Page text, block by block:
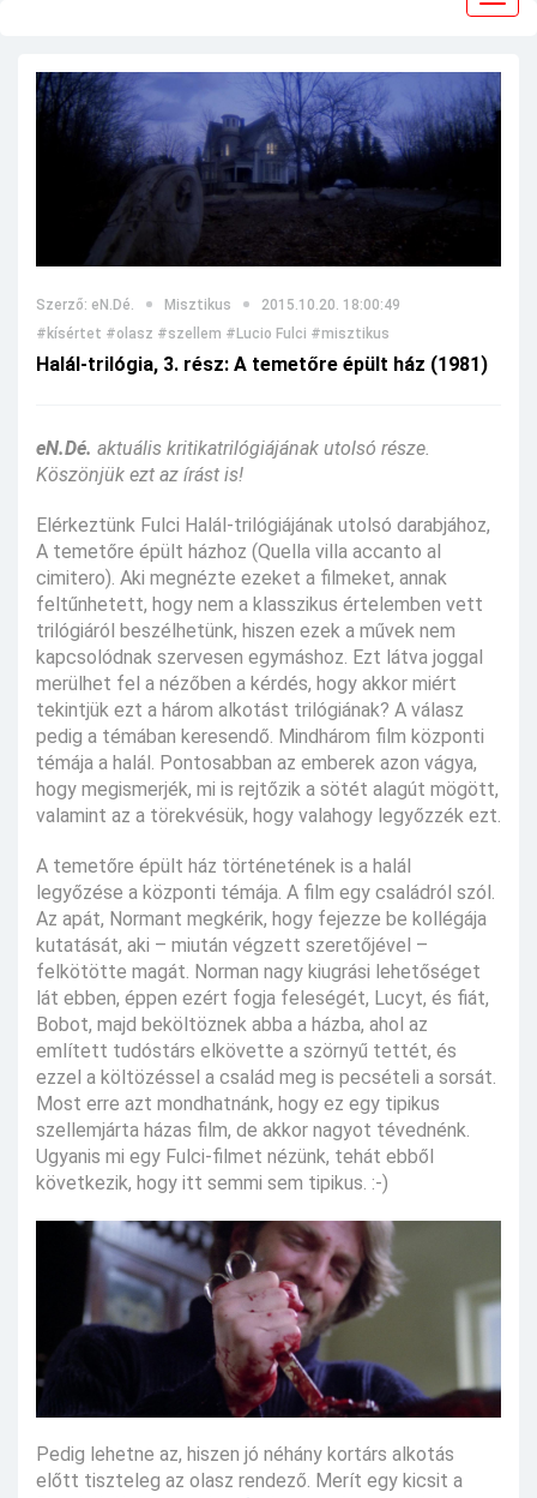
Szerző: eN.Dé. Misztikus
2015.10.20. 18:00:49
#kísértet #olasz #szellem #Lucio Fulci #misztikus
Halál-trilógia, 3. rész: A temetőre épült ház (1981)
eN.Dé. aktuális kritikatrilógiájának utolsó része.
Köszönjük ezt az írást is!
Elérkeztünk Fulci Halál-trilógiájának utolsó darabjához,
A temetőre épült házhoz (Quella villa accanto al
cimitero). Aki megnézte ezeket a filmeket, annak
feltűnhetett, hogy nem a klasszikus értelemben vett
trilógiáról beszélhetünk, hiszen ezek a művek nem
kapcsolódnak szervesen egymáshoz. Ezt látva joggal
merülhet fel a nézőben a kérdés, hogy akkor miért
tekintjük ezt a három alkotást trilógiának? A válasz
pedig a témában keresendő. Mindhárom film központi
témája a halál. Pontosabban az emberek azon vágya,
hogy megismerjék, mi is rejtőzik a sötét alagút mögött,
valamint az a törekvésük, hogy valahogy legyőzzék ezt.
A temetőre épült ház történetének is a halál
legyőzése a központi témája. A film egy családról szól.
Az apát, Normant megkérik, hogy fejezze be kollégája
kutatását, aki – miután végzett szeretőjével –
felkötötte magát. Norman nagy kiugrási lehetőséget
lát ebben, éppen ezért fogja feleségét, Lucyt, és fiát,
Bobot, majd beköltöznek abba a házba, ahol az
említett tudóstárs elkövette a szörnyű tettét, és
ezzel a költözéssel a család meg is pecsételi a sorsát.
Most erre azt mondhatnánk, hogy ez egy tipikus
szellemjárta házas film, de akkor nagyot tévednénk.
Ugyanis mi egy Fulci-filmet nézünk, tehát ebből
következik, hogy itt semmi sem tipikus. :-)
Pedig lehetne az, hiszen jó néhány kortárs alkotás
előtt tiszteleg az olasz rendező. Merít egy kicsit a